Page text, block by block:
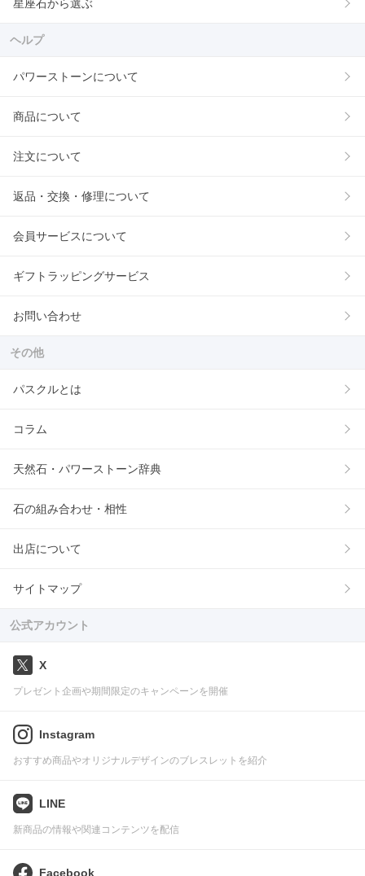
星座石から選ぶ
ヘルプ
パワーストーンについて
商品について
注文について
返品・交換・修理について
会員サービスについて
ギフトラッピングサービス
お問い合わせ
その他
パスクルとは
コラム
天然石・パワーストーン辞典
石の組み合わせ・相性
出店について
サイトマップ
公式アカウント
X
プレゼント企画や期間限定のキャンペーンを開催
Instagram
おすすめ商品やオリジナルデザインのブレスレットを紹介
LINE
新商品の情報や関連コンテンツを配信
Facebook